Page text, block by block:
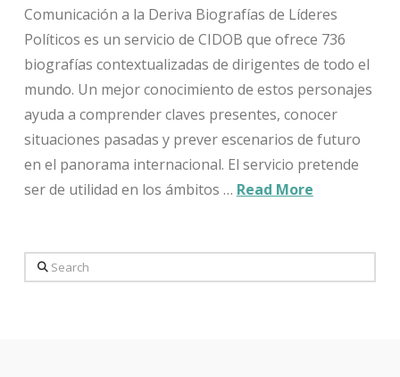
Comunicación a la Deriva Biografías de Líderes
Políticos es un servicio de CIDOB que ofrece 736
biografías contextualizadas de dirigentes de todo el
mundo. Un mejor conocimiento de estos personajes
ayuda a comprender claves presentes, conocer
situaciones pasadas y prever escenarios de futuro
en el panorama internacional. El servicio pretende
ser de utilidad en los ámbitos … Read More
Search